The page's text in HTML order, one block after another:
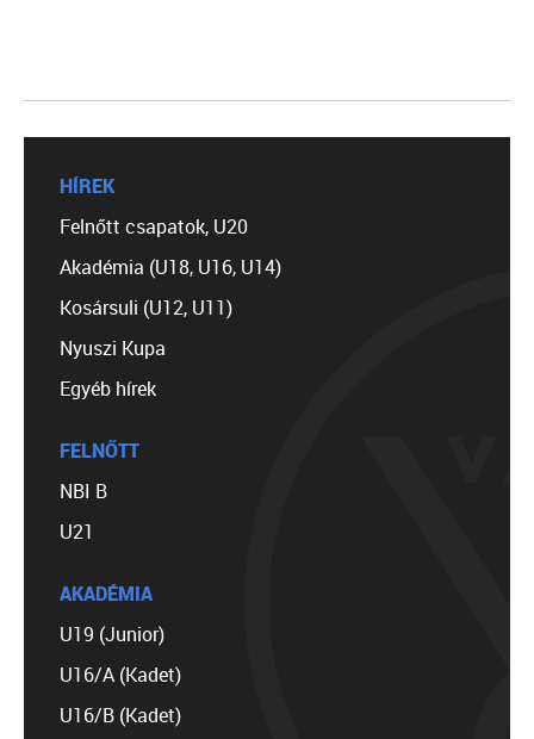
HÍREK
Felnőtt csapatok, U20
Akadémia (U18, U16, U14)
Kosársuli (U12, U11)
Nyuszi Kupa
Egyéb hírek
FELNŐTT
NBI B
U21
AKADÉMIA
U19 (Junior)
U16/A (Kadet)
U16/B (Kadet)